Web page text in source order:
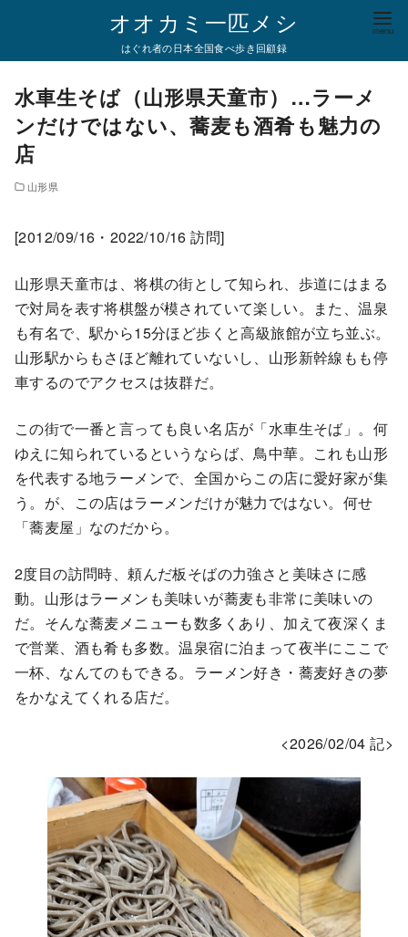
テ
オオカミ一匹メシ
はぐれ者の日本全国食べ歩き回顧録
水車生そば（山形県天童市）…ラーメ
ンだけではない、蕎麦も酒肴も魅力の
店
山形県
[2012/09/16・2022/10/16 訪問]
山形県天童市は、将棋の街として知られ、歩道にはまる
で対局を表す将棋盤が模されていて楽しい。また、温泉
も有名で、駅から15分ほど歩くと高級旅館が立ち並ぶ。
山形駅からもさほど離れていないし、山形新幹線もも停
車するのでアクセスは抜群だ。
この街で一番と言っても良い名店が「水車生そば」。何
ゆえに知られているというならば、鳥中華。これも山形
を代表する地ラーメンで、全国からこの店に愛好家が集
う。が、この店はラーメンだけが魅力ではない。何せ
「蕎麦屋」なのだから。
2度目の訪問時、頼んだ板そばの力強さと美味さに感
動。山形はラーメンも美味いが蕎麦も非常に美味いの
だ。そんな蕎麦メニューも数多くあり、加えて夜深くま
で営業、酒も肴も多数。温泉宿に泊まって夜半にここで
一杯、なんてのもできる。ラーメン好き・蕎麦好きの夢
をかなえてくれる店だ。
<2026/02/04 記>